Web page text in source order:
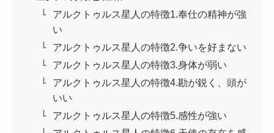
アルクトゥルス星人の特徴1.奉仕の精神が強
い
アルクトゥルス星人の特徴2.争いを好まない
アルクトゥルス星人の特徴3.身体が弱い
アルクトゥルス星人の特徴4.勘が鋭く、頭が
いい
アルクトゥルス星人の特徴5.感性が強い